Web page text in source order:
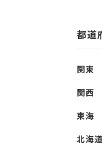
都道
関東
関西
東海
北海道